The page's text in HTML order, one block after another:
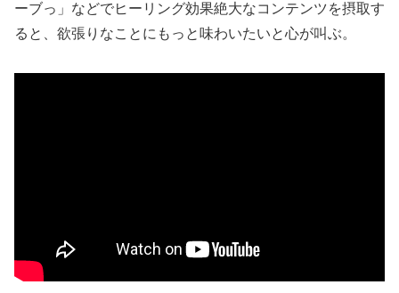
ーブっ」などでヒーリング効果絶大なコンテンツを摂取す
ると、欲張りなことにもっと味わいたいと心が叫ぶ。